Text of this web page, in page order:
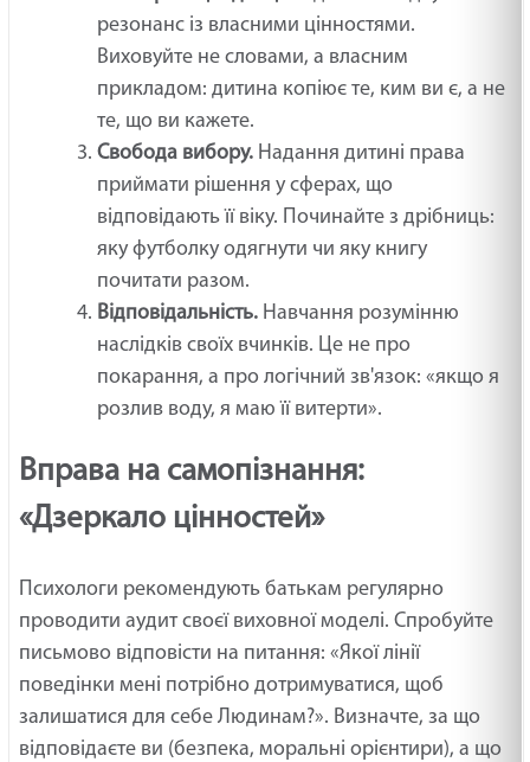
резонанс із власними цінностями.
Виховуйте не словами, а власним
прикладом: дитина копіює те, ким ви є, а не
те, що ви кажете.
Свобода вибору. Надання дитині права
приймати рішення у сферах, що
відповідають її віку. Починайте з дрібниць:
яку футболку одягнути чи яку книгу
почитати разом.
Відповідальність. Навчання розумінню
наслідків своїх вчинків. Це не про
покарання, а про логічний зв'язок: «якщо я
розлив воду, я маю її витерти».
Вправа на самопізнання:
«Дзеркало цінностей»
Психологи рекомендують батькам регулярно
проводити аудит своєї виховної моделі. Спробуйте
письмово відповісти на питання: «Якої лінії
поведінки мені потрібно дотримуватися, щоб
залишатися для себе Людинам?». Визначте, за що
відповідаєте ви (безпека, моральні орієнтири), а що